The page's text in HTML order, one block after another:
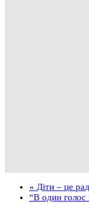
« Діти – це
“В один голос